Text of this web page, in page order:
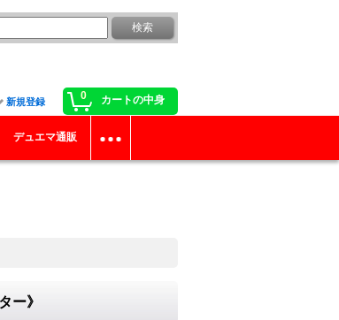
0 カートの中身
新規登録
デュエマ通販
ー》